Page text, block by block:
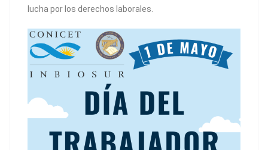
lucha por los derechos laborales.